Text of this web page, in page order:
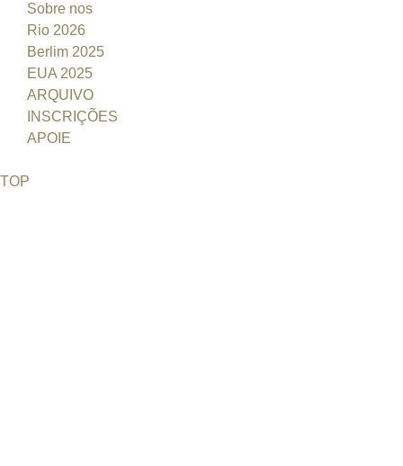
Sobre nos
Rio 2026
Berlim 2025
EUA 2025
ARQUIVO
INSCRIÇÕES
APOIE
TOP